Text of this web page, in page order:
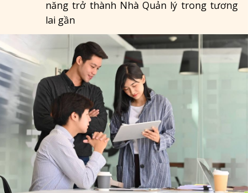
năng trở thành Nhà Quản lý trong tương
lai gần